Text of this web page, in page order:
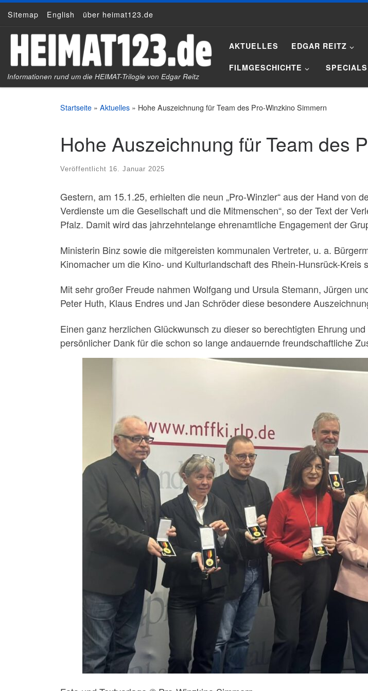
Zum Inhalt springen
Sitemap English über heimat123.de
Informationen rund um die HEIMAT-Trilogie von Edgar Reitz
AKTUELLES EDGAR REITZ
FILMGESCHICHTE SPECIALS
Startseite » Aktuelles » Hohe Auszeichnung für Team des Pro-Winzkino Simmern
Hohe Auszeichnung für Team des
Veröffentlicht 16. Januar 2025
Gestern, am 15.1.25, erhielten die neun „Pro-Winzler“ aus der Hand von
Verdienste um die Gesellschaft und die Mitmenschen“, so der Text der
Pfalz. Damit wird das jahrzehntelange ehrenamtliche Engagement der
Ministerin Binz sowie die mitgereisten kommunalen Vertreter, u. a.
Kinomacher um die Kino- und Kulturlandschaft des Rhein-Hunsrück-Kreis
Mit sehr großer Freude nahmen Wolfgang und Ursula Stemann, Jürgen
Peter Huth, Klaus Endres und Jan Schröder diese besondere
Einen ganz herzlichen Glückwunsch zu dieser so berechtigten Ehrung
persönlicher Dank für die schon so lange andauernde freundschaftliche